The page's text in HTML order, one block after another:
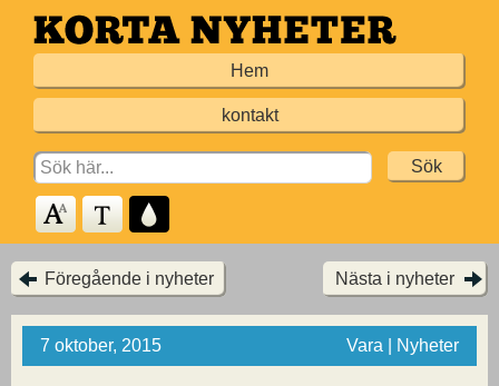
Hoppa
till
Hem
kontakt
Search
for:
Föregående i nyheter Nästa i nyheter
7 oktober, 2015 Vara | Nyheter